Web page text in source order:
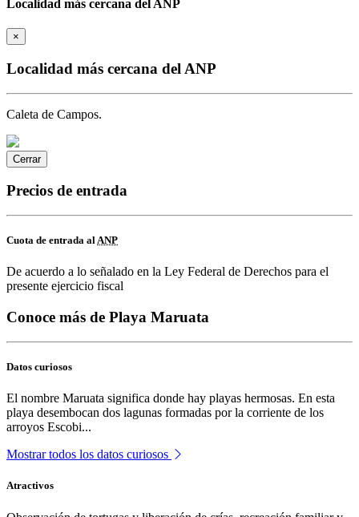
Localidad más cercana del ANP
×
Localidad más cercana del ANP
Caleta de Campos.
Cerrar
Precios de entrada
Cuota de entrada alANP
De acuerdo a lo señalado en la Ley Federal de Derechos para el
presente ejercicio fiscal
Conoce más de Playa Maruata
Datos curiosos
El nombre Maruata significa donde hay playas hermosas. En esta
playa desembocan dos lagunas formadas por la corriente de los
arroyos Escobi...
Mostrar todos los datos curiosos
Atractivos